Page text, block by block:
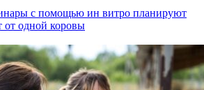
с помощью ин витро планируют
от одной коровы